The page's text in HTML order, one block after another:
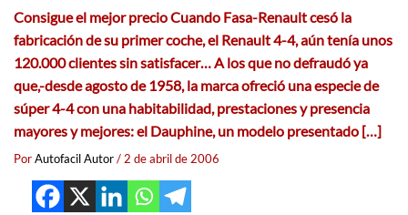
Consigue el mejor precio Cuando Fasa-Renault cesó la
fabricación de su primer coche, el Renault 4-4, aún tenía unos
120.000 clientes sin satisfacer… A los que no defraudó ya
que,-desde agosto de 1958, la marca ofreció una especie de
súper 4-4 con una habitabilidad, prestaciones y presencia
mayores y mejores: el Dauphine, un modelo presentado […]
PorAutofacil Autor/ 2 de abril de 2006